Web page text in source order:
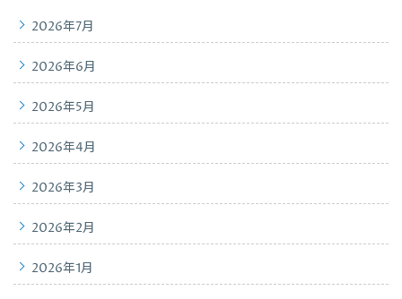
2026年7月
2026年6月
2026年5月
2026年4月
2026年3月
2026年2月
2026年1月